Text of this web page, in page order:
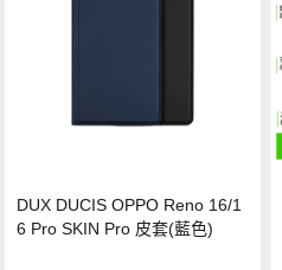
DUX DUCIS OPPO Reno 16/1
6 Pro SKIN Pro 皮套(藍色)